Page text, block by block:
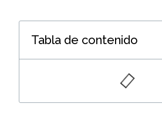
Tabla de contenido